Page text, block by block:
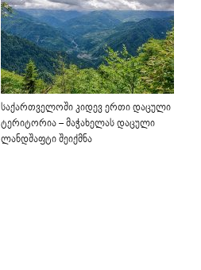
საქართველოში კიდევ ერთი დაცული
ტერიტორია – მაჭახელას დაცული
ლანდშაფტი შეიქმნა